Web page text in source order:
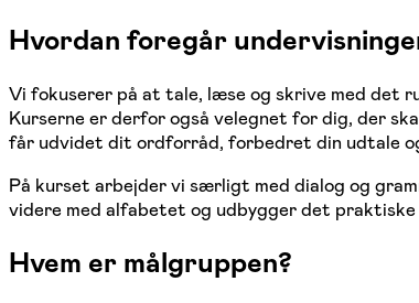
Hvordan foregår
Vi fokuserer på at tale, læse og skrive med det
Kurserne er derfor også velegnet for dig, der
får udvidet dit ordforråd, forbedret din udtale
På kurset arbejder vi særligt med dialog og
videre med alfabetet og udbygger det
Hvem er målgruppen?